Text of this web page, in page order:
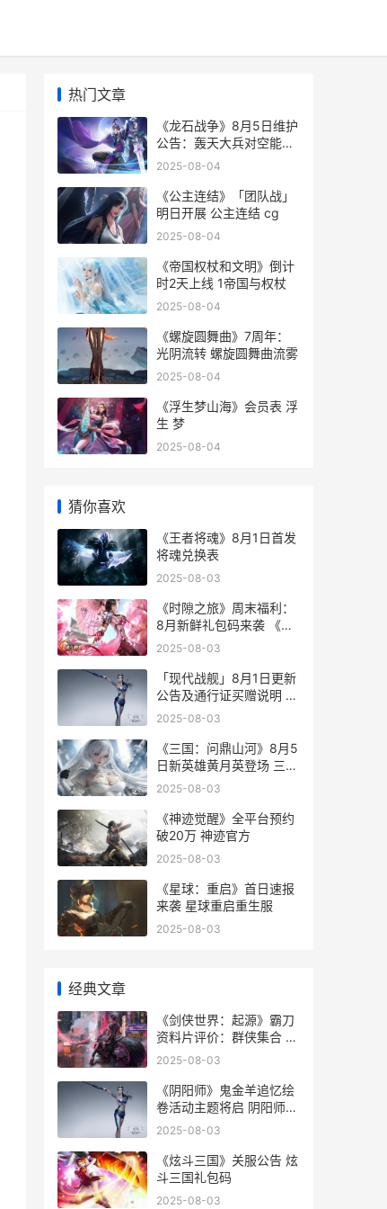
热门文章
《龙石战争》8月5日维护
公告：轰天大兵对空能力
增强 《龙石战争》手游今
2025-08-04
《公主连结》「团队战」
明日开展 公主连结 cg
2025-08-04
《帝国权杖和文明》倒计
时2天上线 1帝国与权杖
2025-08-04
《螺旋圆舞曲》7周年：
光阴流转 螺旋圆舞曲流雾
2025-08-04
《浮生梦山海》会员表 浮
生 梦
2025-08-04
猜你喜欢
《王者将魂》8月1日首发
将魂兑换表
2025-08-03
《时隙之旅》周末福利：
8月新鲜礼包码来袭 《时
间之旅》
2025-08-03
「现代战舰」8月1日更新
公告及通行证买赠说明 现
代战舰wg
2025-08-03
《三国：问鼎山河》8月5
日新英雄黄月英登场 三国
问鼎山河破解版
2025-08-03
《神迹觉醒》全平台预约
破20万 神迹官方
2025-08-03
《星球：重启》首日速报
来袭 星球重启重生服
2025-08-03
经典文章
《剑侠世界：起源》霸刀
资料片评价：群侠集合 剑
侠世界起源职业选择
2025-08-03
《阴阳师》鬼金羊追忆绘
卷活动主题将启 阴阳师鬼
使怎么获得
2025-08-03
《炫斗三国》关服公告 炫
斗三国礼包码
2025-08-03